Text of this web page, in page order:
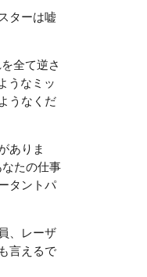
ターは嘘
全て逆さ
うなミッ
うなくだ
ありま
たの仕事
タントパ
、レーザ
言えるで